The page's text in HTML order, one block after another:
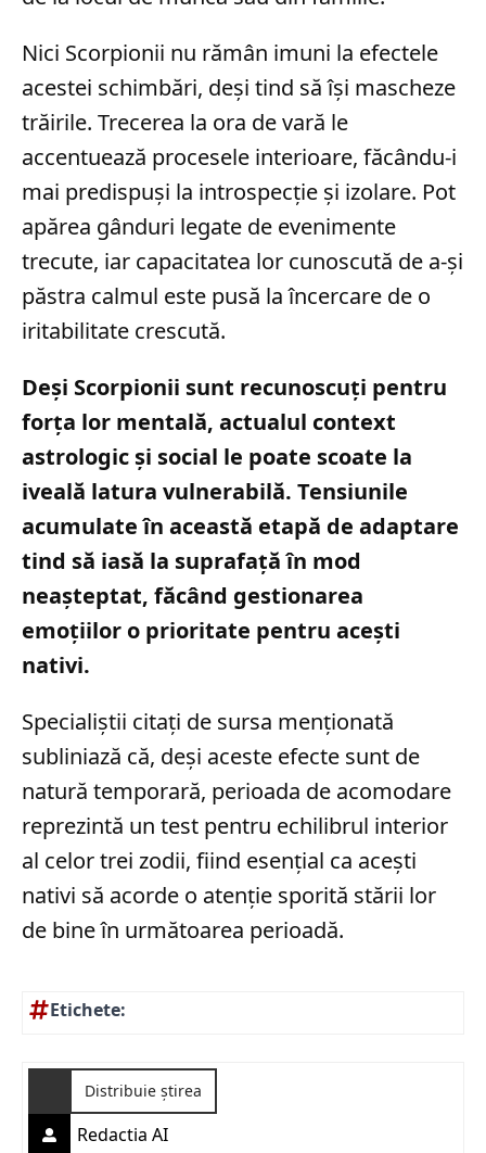
Nici Scorpionii nu rămân imuni la efectele
acestei schimbări, deși tind să își mascheze
trăirile. Trecerea la ora de vară le
accentuează procesele interioare, făcându-i
mai predispuși la introspecție și izolare. Pot
apărea gânduri legate de evenimente
trecute, iar capacitatea lor cunoscută de a-și
păstra calmul este pusă la încercare de o
iritabilitate crescută.
Deși Scorpionii sunt recunoscuți pentru
forța lor mentală, actualul context
astrologic și social le poate scoate la
iveală latura vulnerabilă. Tensiunile
acumulate în această etapă de adaptare
tind să iasă la suprafață în mod
neașteptat, făcând gestionarea
emoțiilor o prioritate pentru acești
nativi.
Specialiștii citați de sursa menționată
subliniază că, deși aceste efecte sunt de
natură temporară, perioada de acomodare
reprezintă un test pentru echilibrul interior
al celor trei zodii, fiind esențial ca acești
nativi să acorde o atenție sporită stării lor
de bine în următoarea perioadă.
Etichete:
Distribuie știrea
Redactia AI